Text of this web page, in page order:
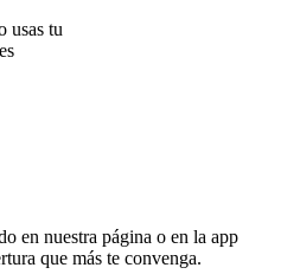
usas tu
en nuestra página o en la app
que más te convenga.